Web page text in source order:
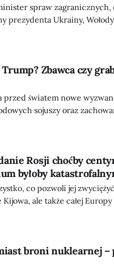
spraw zagranicznych,
prezydenta Ukrainy,
Sikorski w programie
Zbawca czy
przed światem nowe
sojuszy oraz
jedności
Rosji choćby
byłoby
co pozwoli jej
ale także całej Europy
udzielonym
broni nuklearnej